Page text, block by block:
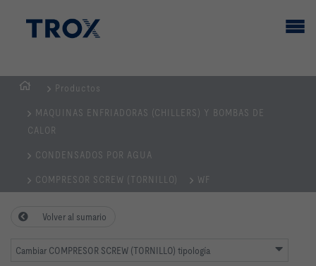
PRINCIPAL
Productos
MAQUINAS ENFRIADORAS (CHILLERS) Y BOMBAS DE
CALOR
CONDENSADOS POR AGUA
COMPRESOR SCREW (TORNILLO) WF
Volver al sumario
Cambiar COMPRESOR SCREW (TORNILLO) tipología